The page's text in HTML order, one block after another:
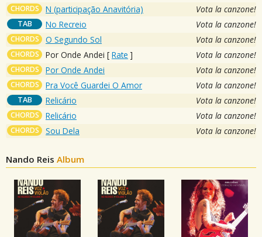
CHORDS N (participação Anavitória) Vota la canzone!
TAB No Recreio Vota la canzone!
CHORDS O Segundo Sol Vota la canzone!
CHORDS Por Onde Andei [ Rate ] Vota la canzone!
CHORDS Por Onde Andei Vota la canzone!
CHORDS Pra Você Guardei O Amor Vota la canzone!
TAB Relicário Vota la canzone!
CHORDS Relicário Vota la canzone!
CHORDS Sou Dela Vota la canzone!
Nando Reis Album